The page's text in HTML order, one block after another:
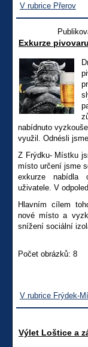
V rubrice Přerov
Exkurze
nabídnuto
využil. Odnésli
Z Frýdku- Místku
místo určení jsme
exkurze nabídla
uživatele. V
Hlavním cílem
nové místo a
snížení sociální
Počet obrázků: 8
V rubrice Frýdek-
Výlet Loštice a